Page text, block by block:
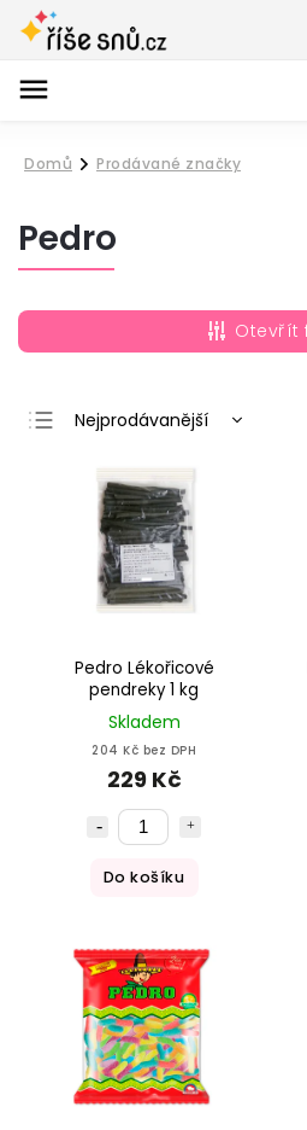
Domů
/
Prodávané značky
Pedro
Otevřít
Nejprodávanější
Nejdražší
Abecedně
Pedro Lékořicové
pendreky 1 kg
Skladem
204 Kč bez DPH
229 Kč
Do košíku